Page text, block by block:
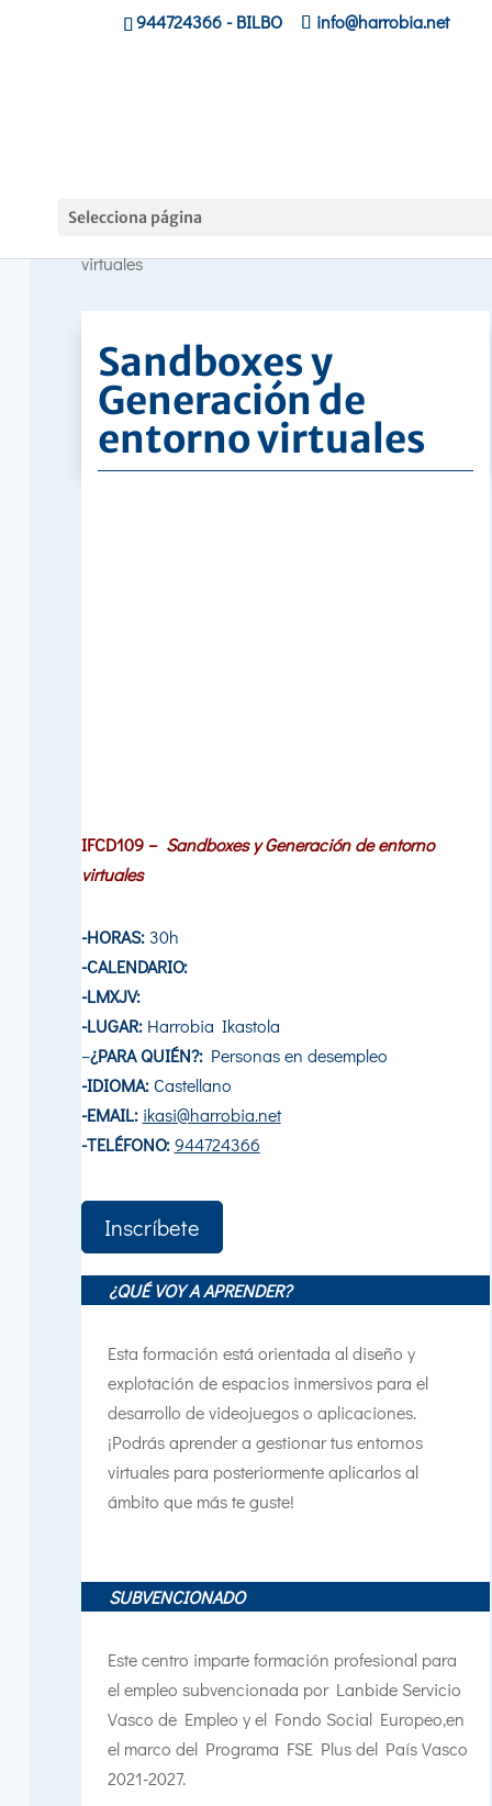
944724366- BILBO info@harrobia.net
Selecciona página
Hasiera »
virtuales
Sandboxes y
Generación de
entorno virtuales
IFCD109 – Sandboxes y Generación de entorno
virtuales
-HORAS:30h
-CALENDARIO:
-LMXJV:
-LUGAR: Harrobia Ikastola
–¿PARA QUIÉN?:Personas en desempleo
-IDIOMA:Castellano
-EMAIL: ikasi@harrobia.net
-TELÉFONO: 944724366
Inscríbete
¿QUÉ VOY A APRENDER?
Esta formación está orientada al diseño y
explotación de espacios inmersivos para el
desarrollo de videojuegos o aplicaciones.
¡Podrás aprender a gestionar tus entornos
virtuales para posteriormente aplicarlos al
ámbito que más te guste!
SUBVENCIONADO
Este centro imparte formación profesional para
el empleo subvencionada por Lanbide Servicio
Vasco de Empleo y el Fondo Social Europeo,en
el marco del Programa FSE Plus del País Vasco
2021-2027.